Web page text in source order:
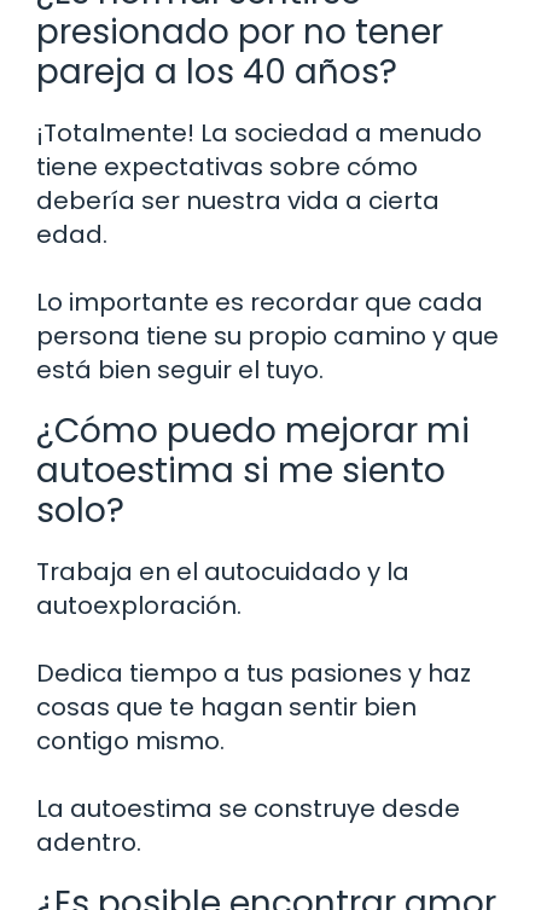
presionado por no tener
pareja a los 40 años?
¡Totalmente! La sociedad a menudo
tiene expectativas sobre cómo
debería ser nuestra vida a cierta
edad.
Lo importante es recordar que cada
persona tiene su propio camino y que
está bien seguir el tuyo.
¿Cómo puedo mejorar mi
autoestima si me siento
solo?
Trabaja en el autocuidado y la
autoexploración.
Dedica tiempo a tus pasiones y haz
cosas que te hagan sentir bien
contigo mismo.
La autoestima se construye desde
adentro.